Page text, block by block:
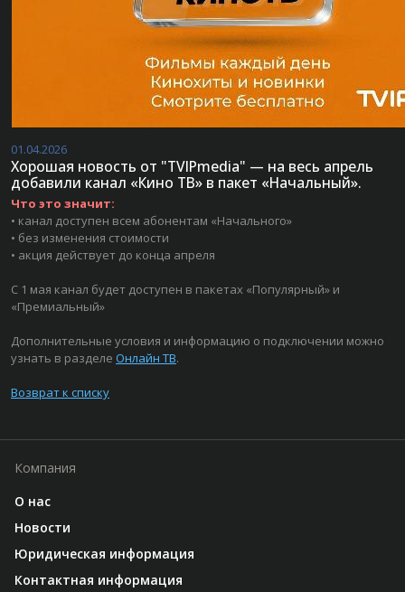
01.04.2026
Хорошая новость от "TVIPmedia" — на весь апрель
добавили канал «Кино ТВ» в пакет «Начальный».
Что это значит:
• канал доступен всем абонентам «Начального»
• без изменения стоимости
• акция действует до конца апреля
С 1 мая канал будет доступен в пакетах «Популярный» и
«Премиальный»
Дополнительные условия и информацию о подключении можно
узнать в разделе Онлайн ТВ.
Возврат к списку
Компания
О нас
Новости
Юридическая информация
Контактная информация